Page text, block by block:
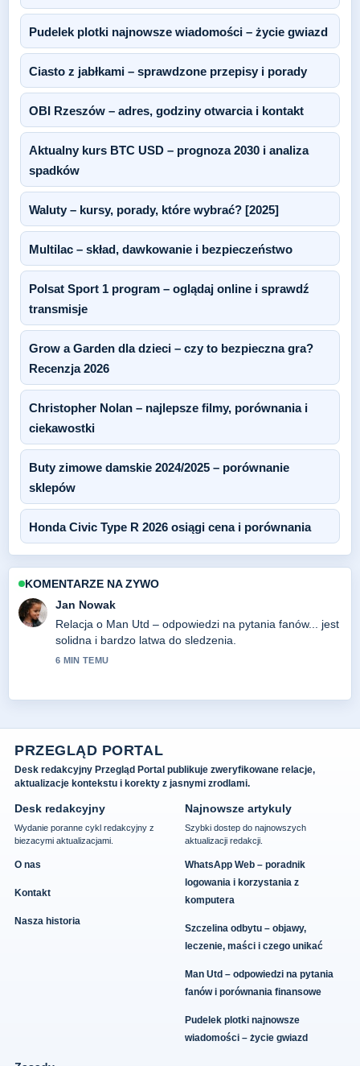
Pudelek plotki najnowsze wiadomości – życie gwiazd
Ciasto z jabłkami – sprawdzone przepisy i porady
OBI Rzeszów – adres, godziny otwarcia i kontakt
Aktualny kurs BTC USD – prognoza 2030 i analiza
spadków
Waluty – kursy, porady, które wybrać? [2025]
Multilac – skład, dawkowanie i bezpieczeństwo
Polsat Sport 1 program – oglądaj online i sprawdź
transmisje
Grow a Garden dla dzieci – czy to bezpieczna gra?
Recenzja 2026
Christopher Nolan – najlepsze filmy, porównania i
ciekawostki
Buty zimowe damskie 2024/2025 – porównanie
sklepów
Honda Civic Type R 2026 osiągi cena i porównania
KOMENTARZE NA ZYWO
Jan Nowak
Relacja o Man Utd – odpowiedzi na pytania fanów... jest
solidna i bardzo latwa do sledzenia.
6 MIN TEMU
PRZEGLĄD PORTAL
Desk redakcyjny Przegląd Portal publikuje zweryfikowane relacje,
aktualizacje kontekstu i korekty z jasnymi zrodlami.
Desk redakcyjny
Wydanie poranne cykl redakcyjny z
biezacymi aktualizacjami.
O nas
Kontakt
Nasza historia
Najnowsze artykuly
Szybki dostep do najnowszych
aktualizacji redakcji.
WhatsApp Web – poradnik
logowania i korzystania z
komputera
Szczelina odbytu – objawy,
leczenie, maści i czego unikać
Man Utd – odpowiedzi na pytania
fanów i porównania finansowe
Pudelek plotki najnowsze
wiadomości – życie gwiazd